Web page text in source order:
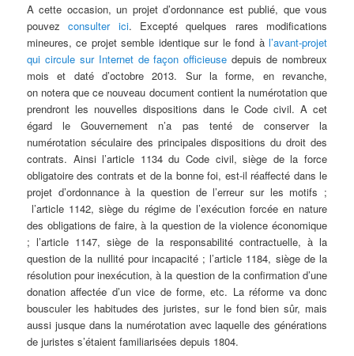
A cette occasion, un projet d’ordonnance est publié, que vous
pouvezconsulter ici. Excepté quelques rares modifications
mineures, ce projet semble identique sur le fond à l’avant-projet
qui circule sur Internet de façon officieuse depuis de nombreux
mois et daté d’octobre 2013. Sur la forme, en revanche,
on notera que ce nouveau document contient la numérotation que
prendront les nouvelles dispositions dans le Code civil. A cet
égard le Gouvernement n’a pas tenté de conserver la
numérotation séculaire des principales dispositions du droit des
contrats. Ainsi l’article 1134 du Code civil, siège de la force
obligatoire des contrats et de la bonne foi, est-il réaffecté dans le
projet d’ordonnance à la question de l’erreur sur les motifs ;
l’article 1142, siège du régime de l’exécution forcée en nature
des obligations de faire, à la question de la violence économique
; l’article 1147, siège de la responsabilité contractuelle, à la
question de la nullité pour incapacité ; l’article 1184, siège de la
résolution pour inexécution, à la question de la confirmation d’une
donation affectée d’un vice de forme, etc. La réforme va donc
bousculer les habitudes des juristes, sur le fond bien sûr, mais
aussi jusque dans la numérotation avec laquelle des générations
de juristes s’étaient familiarisées depuis 1804.